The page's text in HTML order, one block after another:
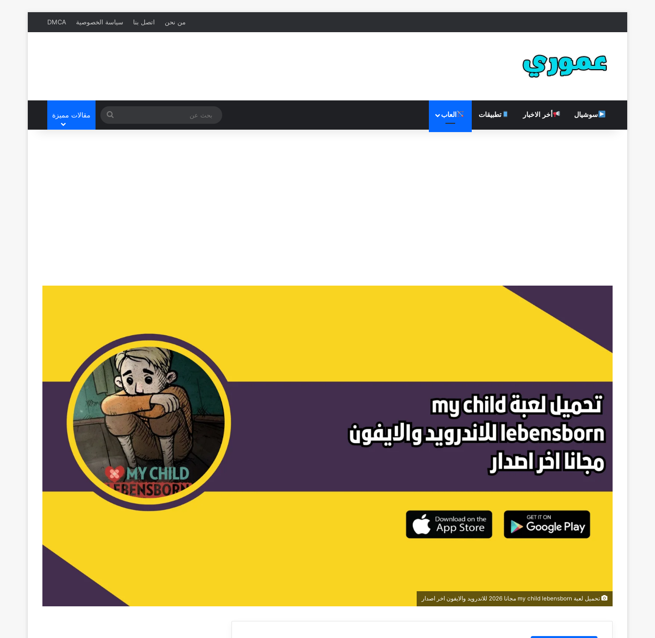
من نحن اتصل بنا سياسة الخصوصية DMCA
سوشيال أخر الاخبار تطبيقات العاب
بحث
عن
مقالات مميزة
تحميل لعبة my child lebensborn مجانا 2026 للاندرويد والايفون اخر اصدار